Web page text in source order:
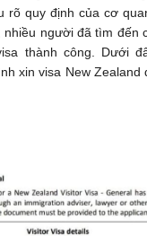
rõ quy định của cơ
nhiều người đã tìm đến
thành công. Dưới
xin visa New Zealand